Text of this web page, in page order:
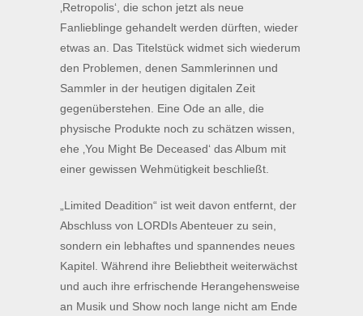
‚Retropolis‘, die schon jetzt als neue
Fanlieblinge gehandelt werden dürften, wieder
etwas an. Das Titelstück widmet sich wiederum
den Problemen, denen Sammlerinnen und
Sammler in der heutigen digitalen Zeit
gegenüberstehen. Eine Ode an alle, die
physische Produkte noch zu schätzen wissen,
ehe ‚You Might Be Deceased‘ das Album mit
einer gewissen Wehmütigkeit beschließt.
„Limited Deadition“ ist weit davon entfernt, der
Abschluss von LORDIs Abenteuer zu sein,
sondern ein lebhaftes und spannendes neues
Kapitel. Während ihre Beliebtheit weiterwächst
und auch ihre erfrischende Herangehensweise
an Musik und Show noch lange nicht am Ende